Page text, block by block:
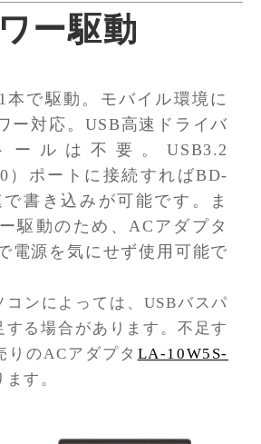
ー駆動
本で駆動。モバイル環境に
ー対応。USB高速ドライバ
ルは不要。USB3.2
）ポートに接続すればBD-
書き込みが可能です。ま
駆動のため、ACアダプタ
電源を気にせず使用可能で
ンによっては、USBバスパ
する場合があります。不足す
りのACアダプタ LA-10W5S-
す。